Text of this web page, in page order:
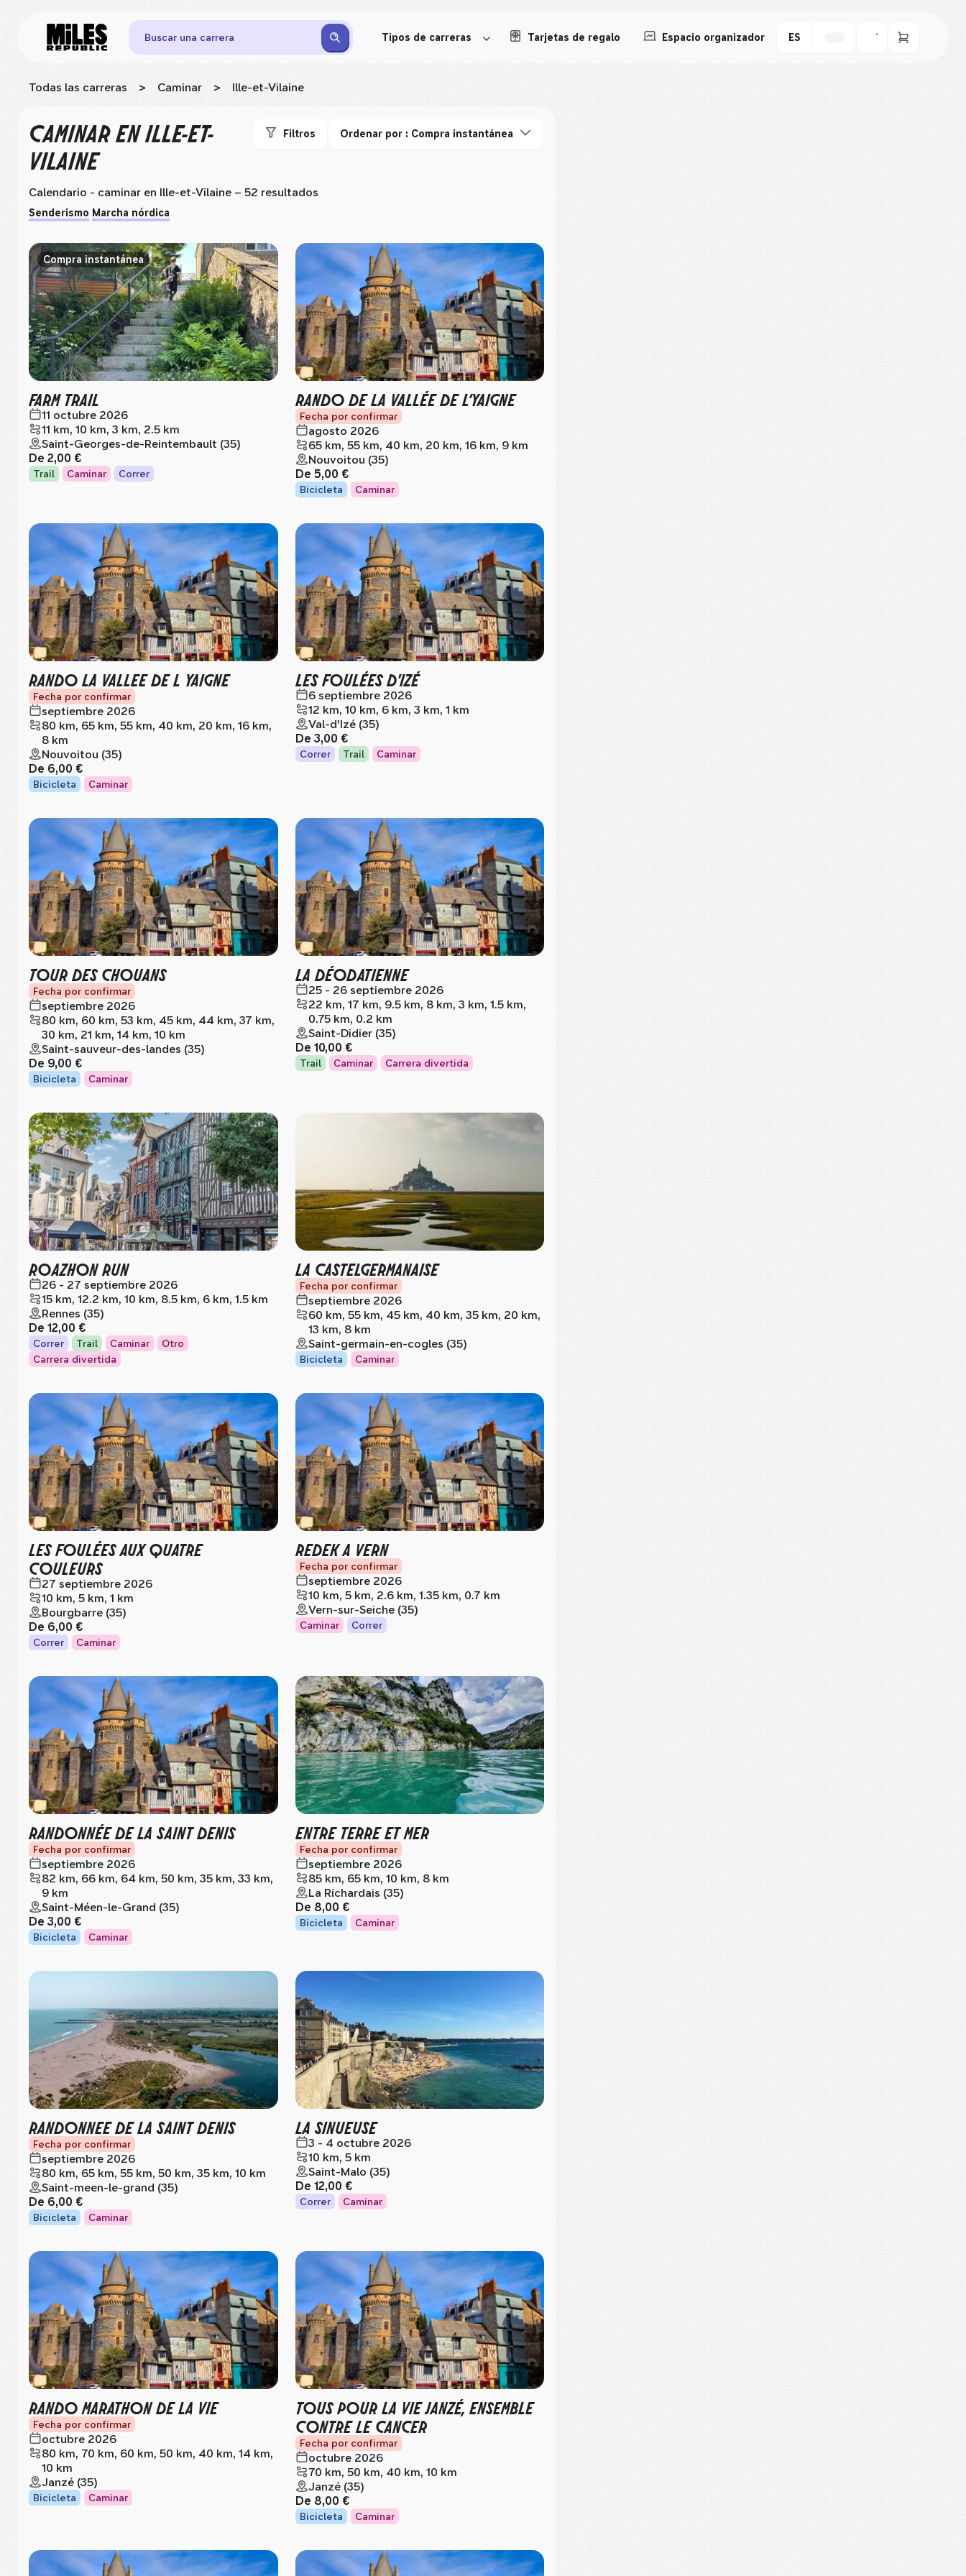
Buscar una carrera Tipos de carreras Tarjetas de regalo Espacio organizador ES
Todas las carreras > Caminar > Ille-et-Vilaine
CAMINAREN ILLE-ET-
VILAINE
Filtros Ordenar por : Compra instantánea
Calendario - caminar en Ille-et-Vilaine – 52 resultados
Senderismo Marcha nórdica
Compra instantánea
FARM TRAIL
11 octubre 2026
11 km, 10 km, 3 km, 2.5 km
Saint-Georges-de-Reintembault (35)
De 2,00 €
Trail Caminar Correr
RANDO DE LA VALLÉE DE L’YAIGNE
Fecha por confirmar
agosto 2026
65 km, 55 km, 40 km, 20 km, 16 km, 9 km
Nouvoitou (35)
De 5,00 €
Bicicleta Caminar
RANDO LA VALLEE DE L YAIGNE
Fecha por confirmar
septiembre 2026
80 km, 65 km, 55 km, 40 km, 20 km, 16 km,
8 km
Nouvoitou (35)
De 6,00 €
Bicicleta Caminar
LES FOULÉES D'IZÉ
6 septiembre 2026
12 km, 10 km, 6 km, 3 km, 1 km
Val-d'Izé (35)
De 3,00 €
Correr Trail Caminar
TOUR DES CHOUANS
Fecha por confirmar
septiembre 2026
80 km, 60 km, 53 km, 45 km, 44 km, 37 km,
30 km, 21 km, 14 km, 10 km
Saint-sauveur-des-landes (35)
De 9,00 €
Bicicleta Caminar
LA DÉODATIENNE
25 - 26 septiembre 2026
22 km, 17 km, 9.5 km, 8 km, 3 km, 1.5 km,
0.75 km, 0.2 km
Saint-Didier (35)
De 10,00 €
Trail Caminar Carrera divertida
ROAZHON RUN
26 - 27 septiembre 2026
15 km, 12.2 km, 10 km, 8.5 km, 6 km, 1.5 km
Rennes (35)
De 12,00 €
Correr Trail Caminar
Otro
Carrera divertida
LA CASTELGERMANAISE
Fecha por confirmar
septiembre 2026
60 km, 55 km, 45 km, 40 km, 35 km, 20 km,
13 km, 8 km
Saint-germain-en-cogles (35)
Bicicleta Caminar
LES FOULÉES AUX QUATRE
COULEURS
27 septiembre 2026
10 km, 5 km, 1 km
Bourgbarre (35)
De 6,00 €
Correr Caminar
REDEK A VERN
Fecha por confirmar
septiembre 2026
10 km, 5 km, 2.6 km, 1.35 km, 0.7 km
Vern-sur-Seiche (35)
Caminar Correr
RANDONNÉE DE LA SAINT DENIS
Fecha por confirmar
septiembre 2026
82 km, 66 km, 64 km, 50 km, 35 km, 33 km,
9 km
Saint-Méen-le-Grand (35)
De 3,00 €
Bicicleta Caminar
ENTRE TERRE ET MER
Fecha por confirmar
septiembre 2026
85 km, 65 km, 10 km, 8 km
La Richardais (35)
De 8,00 €
Bicicleta Caminar
RANDONNEE DE LA SAINT DENIS
Fecha por confirmar
septiembre 2026
80 km, 65 km, 55 km, 50 km, 35 km, 10 km
Saint-meen-le-grand (35)
De 6,00 €
Bicicleta Caminar
LA SINUEUSE
3 - 4 octubre 2026
10 km, 5 km
Saint-Malo (35)
De 12,00 €
Correr Caminar
RANDO MARATHON DE LA VIE
Fecha por confirmar
octubre 2026
80 km, 70 km, 60 km, 50 km, 40 km, 14 km,
10 km
Janzé (35)
Bicicleta Caminar
TOUS POUR LA VIE JANZÉ, ENSEMBLE
CONTRE LE CANCER
Fecha por confirmar
octubre 2026
70 km, 50 km, 40 km, 10 km
Janzé (35)
De 8,00 €
Bicicleta Caminar